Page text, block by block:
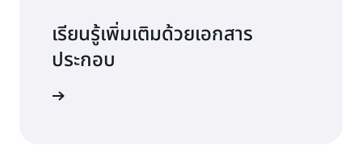
เรียนรู้เพิ่มเติมด้วยเอกสาร
ประกอบ